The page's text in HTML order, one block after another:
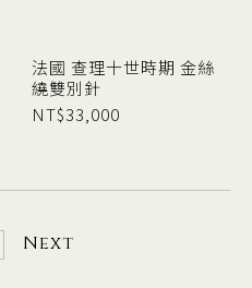
法國 查理十世時期 金絲
繞雙別針
NT$33,000
Next